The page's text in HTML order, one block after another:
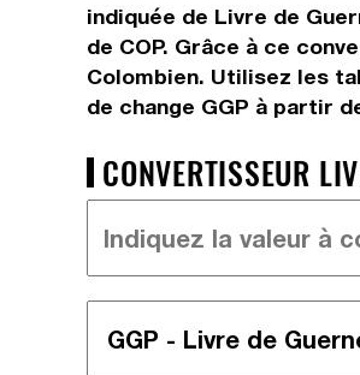
indiquée de Livre de
de COP. Grâce à ce
Colombien. Utilisez les
de change GGP à partir
CONVERTISSEUR